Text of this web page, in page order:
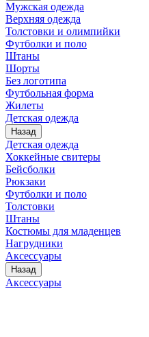
Мужская одежда
Верхняя одежда
Толстовки и олимпийки
Футболки и поло
Штаны
Шорты
Без логотипа
Футбольная форма
Жилеты
Детская одежда
Назад
Детская одежда
Хоккейные свитеры
Бейсболки
Рюкзаки
Футболки и поло
Толстовки
Штаны
Костюмы для младенцев
Нагрудники
Аксессуары
Назад
Аксессуары